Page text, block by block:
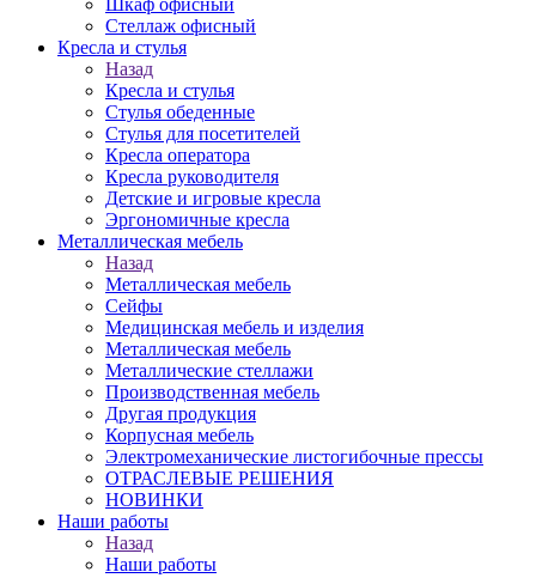
Шкаф офисный
Стеллаж офисный
Кресла и стулья
Назад
Кресла и стулья
Стулья обеденные
Стулья для посетителей
Кресла оператора
Кресла руководителя
Детские и игровые кресла
Эргономичные кресла
Металлическая мебель
Назад
Металлическая мебель
Сейфы
Медицинская мебель и изделия
Металлическая мебель
Металлические стеллажи
Производственная мебель
Другая продукция
Корпусная мебель
Электромеханические листогибочные прессы
ОТРАСЛЕВЫЕ РЕШЕНИЯ
НОВИНКИ
Наши работы
Назад
Наши работы